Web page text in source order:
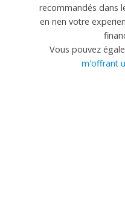
recommandés dans
en rien votre
Vous pouvez
m'offrant